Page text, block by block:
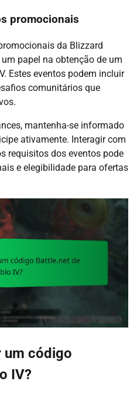
promocionais
da Blizzard
papel na obtenção de um
Estes eventos podem incluir
comunitários que
mantenha-se informado
ativamente. Interagir com
requisitos dos eventos pode
e elegibilidade para ofertas
um código
IV?